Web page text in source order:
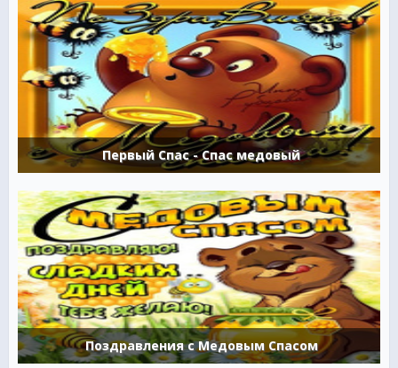
Первый Спас - Спас медовый
Поздравления с Медовым Спасом